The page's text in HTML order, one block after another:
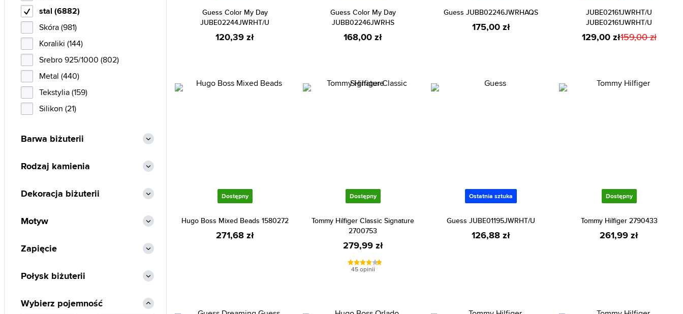
Guess Color My Day
JUBE02244JWRHT/U
120,39 zł
Guess Color My Day
JUBB02246JWRHS
168,00 zł
Guess JUBB02246JWRHAQS
175,00 zł
JUBE02161JWRHT/U
JUBE02161JWRHT/U
129,00 zł159,00 zł
Dostępny
Hugo Boss Mixed Beads 1580272
271,68 zł
Dostępny
Tommy Hilfiger Classic Signature
2700753
279,99 zł
45 opinii
Ostatnia sztuka
Guess JUBE01195JWRHT/U
126,88 zł
Dostępny
Tommy Hilfiger 2790433
261,99 zł
Victoria Walls (166)
stal (6882)
Skóra (981)
Koraliki (144)
Srebro 925/1000 (802)
Metal (440)
Tekstylia (159)
Silikon (21)
Barwa biżuterii
Rodzaj kamienia
Dekoracja biżuterii
Motyw
Zapięcie
Połysk biżuterii
Wybierz pojemność